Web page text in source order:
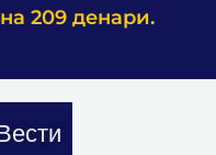
209 денари.